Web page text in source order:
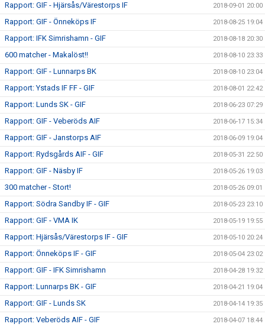
Rapport: GIF - Hjärsås/Värestorps IF 2018-09-01 20:00
Rapport: GIF - Önneköps IF 2018-08-25 19:04
Rapport: IFK Simrishamn - GIF 2018-08-18 20:30
600 matcher - Makalöst!! 2018-08-10 23:33
Rapport: GIF - Lunnarps BK 2018-08-10 23:04
Rapport: Ystads IF FF - GIF 2018-08-01 22:42
Rapport: Lunds SK - GIF 2018-06-23 07:29
Rapport: GIF - Veberöds AIF 2018-06-17 15:34
Rapport: GIF - Janstorps AIF 2018-06-09 19:04
Rapport: Rydsgårds AIF - GIF 2018-05-31 22:50
Rapport: GIF - Näsby IF 2018-05-26 19:03
300 matcher - Stort! 2018-05-26 09:01
Rapport: Södra Sandby IF - GIF 2018-05-23 23:10
Rapport: GIF - VMA IK 2018-05-19 19:55
Rapport: Hjärsås/Värestorps IF - GIF 2018-05-10 20:24
Rapport: Önneköps IF - GIF 2018-05-04 23:02
Rapport: GIF - IFK Simrishamn 2018-04-28 19:32
Rapport: Lunnarps BK - GIF 2018-04-21 19:04
Rapport: GIF - Lunds SK 2018-04-14 19:35
Rapport: Veberöds AIF - GIF 2018-04-07 18:44